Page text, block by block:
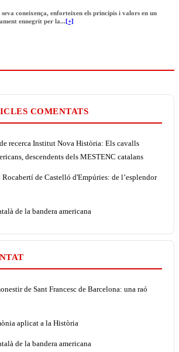
coneixença, enforteixen els principis i valors en un
ennegrit per la...[+]
COMENTATS
recerca Institut Nova Història: Els cavalls
descendents dels MESTENC catalans
Rocabertí de Castelló d'Empúries: de l’esplendor
de la bandera americana
de Sant Francesc de Barcelona: una raó
aplicat a la Història
de la bandera americana